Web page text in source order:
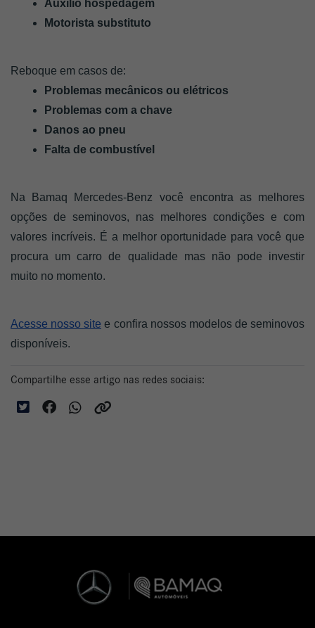
Auxílio hospedagem
Motorista substituto
Reboque em casos de:
Problemas mecânicos ou elétricos
Problemas com a chave
Danos ao pneu
Falta de combustível
Na Bamaq Mercedes-Benz você encontra as melhores
opções de seminovos, nas melhores condições e com
valores incríveis. É a melhor oportunidade para você que
procura um carro de qualidade mas não pode investir
muito no momento.
Acesse nosso site e confira nossos modelos de seminovos
disponíveis.
Compartilhe esse artigo nas redes sociais: